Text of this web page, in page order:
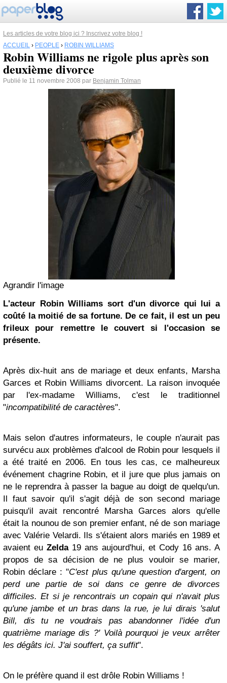
Les articles de votre blog ici ? Inscrivez votre blog !
ACCUEIL › PEOPLE › ROBIN WILLIAMS
Robin Williams ne rigole plus après son
deuxième divorce
Publié le 11 novembre 2008 par Benjamin Tolman
Agrandir l'image
L'acteur Robin Williams sort d'un divorce qui lui a
coûté la moitié de sa fortune. De ce fait, il est un peu
frileux pour remettre le couvert si l'occasion se
présente.
Après dix-huit ans de mariage et deux enfants, Marsha
Garces et Robin Williams divorcent. La raison invoquée
par l'ex-madame Williams, c'est le traditionnel
"incompatibilité de caractères".
Mais selon d'autres informateurs, le couple n'aurait pas
survécu aux problèmes d'alcool de Robin pour lesquels il
a été traité en 2006. En tous les cas, ce malheureux
événement chagrine Robin, et il jure que plus jamais on
ne le reprendra à passer la bague au doigt de quelqu'un.
Il faut savoir qu'il s'agit déjà de son second mariage
puisqu'il avait rencontré Marsha Garces alors qu'elle
était la nounou de son premier enfant, né de son mariage
avec Valérie Velardi. Ils s'étaient alors mariés en 1989 et
avaient eu Zelda19 ans aujourd'hui, et Cody 16 ans. A
propos de sa décision de ne plus vouloir se marier,
Robin déclare : "C'est plus qu'une question d'argent, on
perd une partie de soi dans ce genre de divorces
difficiles. Et si je rencontrais un copain qui n'avait plus
qu'une jambe et un bras dans la rue, je lui dirais 'salut
Bill, dis tu ne voudrais pas abandonner l'idée d'un
quatrième mariage dis ?' Voilà pourquoi je veux arrêter
les dégâts ici. J'ai souffert, ça suffit".
On le préfère quand il est drôle Robin Williams !